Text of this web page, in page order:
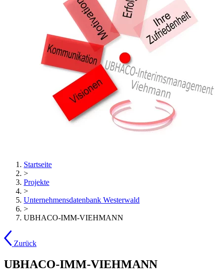
Startseite
>
Projekte
>
Unternehmensdatenbank Westerwald
>
UBHACO-IMM-VIEHMANN
Zurück
UBHACO-IMM-VIEHMANN